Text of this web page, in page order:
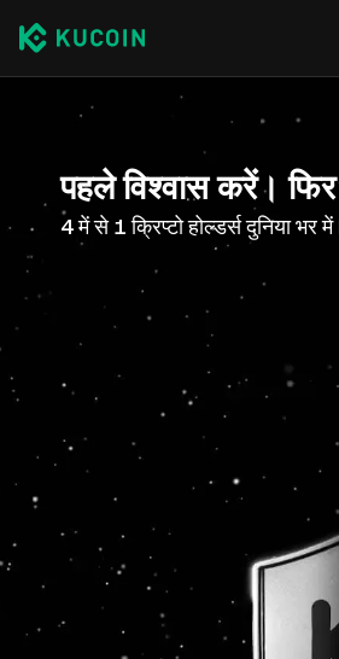
पहले विश्वास करें।
4 में से 1 क्रिप्टो होल्डर्स दुनिया